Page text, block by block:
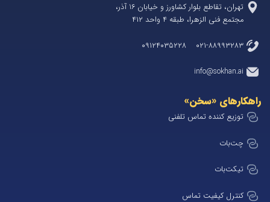
تهران، تقاطع بلوار کشاورز و خیابان 1۶ آذر،
مجتمع فنی الزهرا، طبقه ۴ واحد ۴۱۲
۰۲۱-۸۸۹۹۳۲۸۳ ۰۹۱۲۴۰۳۵۲۲۸
info@sokhan.ai
راهکارهای «سخن»
توزیع کننده تماس تلفنی
چت‌بات
تیکت‌بات
کنترل کیفیت تماس